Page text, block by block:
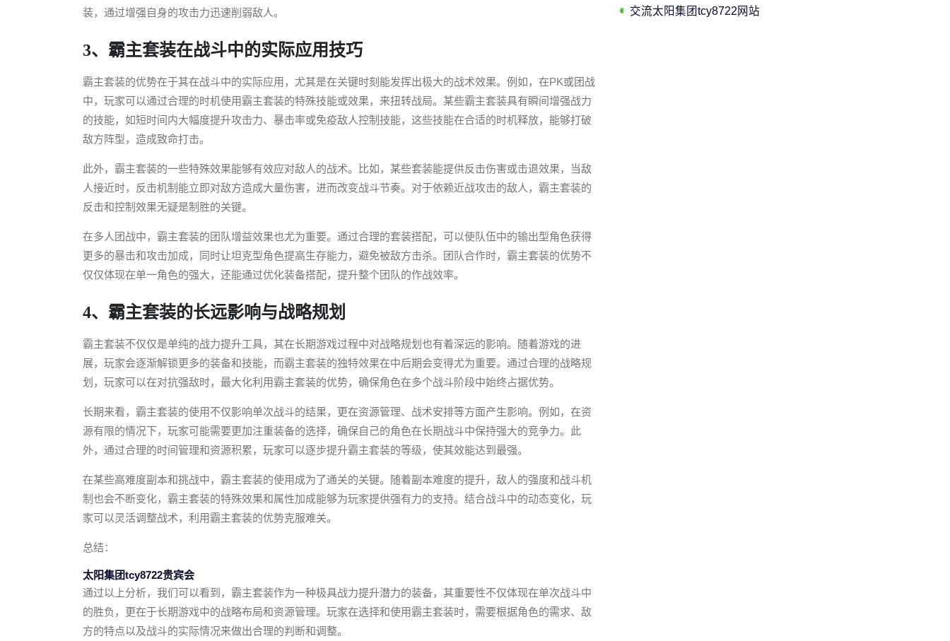
装，通过增强自身的攻击力迅速削弱敌人。
3、霸主套装在战斗中的实际应用技巧
霸主套装的优势在于其在战斗中的实际应用，尤其是在关键时刻能发挥出极大的战术效果。例如，在PK或团战
中，玩家可以通过合理的时机使用霸主套装的特殊技能或效果，来扭转战局。某些霸主套装具有瞬间增强战力
的技能，如短时间内大幅度提升攻击力、暴击率或免疫敌人控制技能，这些技能在合适的时机释放，能够打破
敌方阵型，造成致命打击。
此外，霸主套装的一些特殊效果能够有效应对敌人的战术。比如，某些套装能提供反击伤害或击退效果，当敌
人接近时，反击机制能立即对敌方造成大量伤害，进而改变战斗节奏。对于依赖近战攻击的敌人，霸主套装的
反击和控制效果无疑是制胜的关键。
在多人团战中，霸主套装的团队增益效果也尤为重要。通过合理的套装搭配，可以使队伍中的输出型角色获得
更多的暴击和攻击加成，同时让坦克型角色提高生存能力，避免被敌方击杀。团队合作时，霸主套装的优势不
仅仅体现在单一角色的强大，还能通过优化装备搭配，提升整个团队的作战效率。
4、霸主套装的长远影响与战略规划
霸主套装不仅仅是单纯的战力提升工具，其在长期游戏过程中对战略规划也有着深远的影响。随着游戏的进
展，玩家会逐渐解锁更多的装备和技能，而霸主套装的独特效果在中后期会变得尤为重要。通过合理的战略规
划，玩家可以在对抗强敌时，最大化利用霸主套装的优势，确保角色在多个战斗阶段中始终占据优势。
长期来看，霸主套装的使用不仅影响单次战斗的结果，更在资源管理、战术安排等方面产生影响。例如，在资
源有限的情况下，玩家可能需要更加注重装备的选择，确保自己的角色在长期战斗中保持强大的竞争力。此
外，通过合理的时间管理和资源积累，玩家可以逐步提升霸主套装的等级，使其效能达到最强。
在某些高难度副本和挑战中，霸主套装的使用成为了通关的关键。随着副本难度的提升，敌人的强度和战斗机
制也会不断变化，霸主套装的特殊效果和属性加成能够为玩家提供强有力的支持。结合战斗中的动态变化，玩
家可以灵活调整战术，利用霸主套装的优势克服难关。
总结：
太阳集团tcy8722贵宾会
通过以上分析，我们可以看到，霸主套装作为一种极具战力提升潜力的装备，其重要性不仅体现在单次战斗中
的胜负，更在于长期游戏中的战略布局和资源管理。玩家在选择和使用霸主套装时，需要根据角色的需求、敌
方的特点以及战斗的实际情况来做出合理的判断和调整。
交流太阳集团tcy8722网站